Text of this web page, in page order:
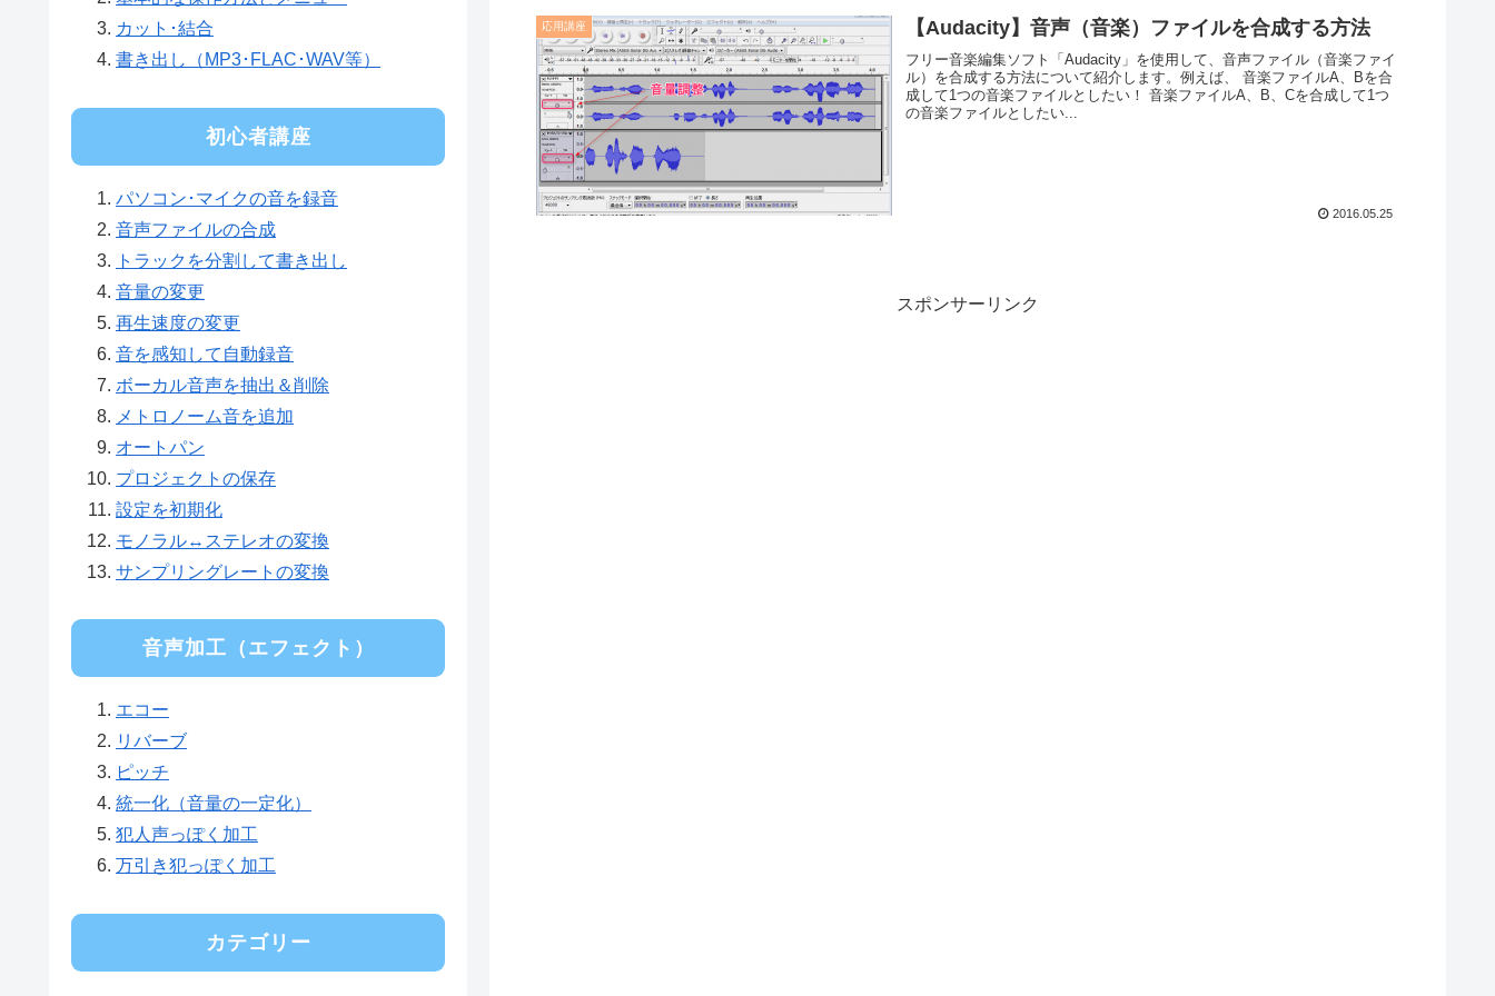
応用講座 【Audacity】音声（音楽）ファイルを合成する方法
フリー音楽編集ソフト「Audacity」を使用して、音声ファイル（音楽ファイ
ル）を合成する方法について紹介します。例えば、 音楽ファイルA、Bを合
成して1つの音楽ファイルとしたい！ 音楽ファイルA、B、Cを合成して1つ
の音楽ファイルとしたい...
2016.05.25
スポンサーリンク
カット･結合
書き出し（MP3･FLAC･WAV等）
初心者講座
パソコン･マイクの音を録音
音声ファイルの合成
トラックを分割して書き出し
音量の変更
再生速度の変更
音を感知して自動録音
ボーカル音声を抽出＆削除
メトロノーム音を追加
オートパン
プロジェクトの保存
設定を初期化
モノラル↔ステレオの変換
サンプリングレートの変換
音声加工（エフェクト）
エコー
リバーブ
ピッチ
統一化（音量の一定化）
犯人声っぽく加工
万引き犯っぽく加工
カテゴリー